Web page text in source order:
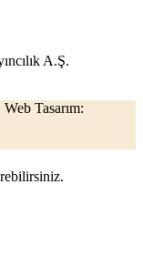
A.Ş.
Tasarım: